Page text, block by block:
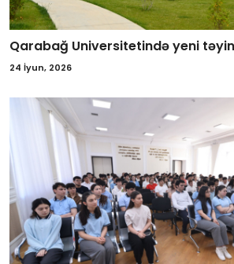
Qarabağ Universitetində yeni
24 İyun, 2026